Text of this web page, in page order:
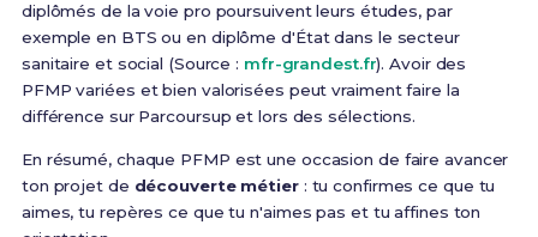
diplômés de la voie pro poursuivent leurs études, par
exemple en BTS ou en diplôme d'État dans le secteur
sanitaire et social (Source : mfr-grandest.fr). Avoir des
PFMP variées et bien valorisées peut vraiment faire la
différence sur Parcoursup et lors des sélections.
En résumé, chaque PFMP est une occasion de faire avancer
ton projet de découverte métier: tu confirmes ce que tu
aimes, tu repères ce que tu n'aimes pas et tu affines ton